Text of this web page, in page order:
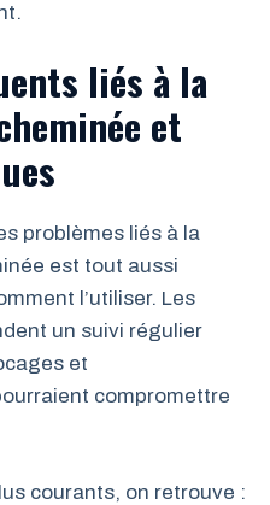
liés à la
et
problèmes liés à la
est tout aussi
l’utiliser. Les
un suivi régulier
et
compromettre
courants, on retrouve :